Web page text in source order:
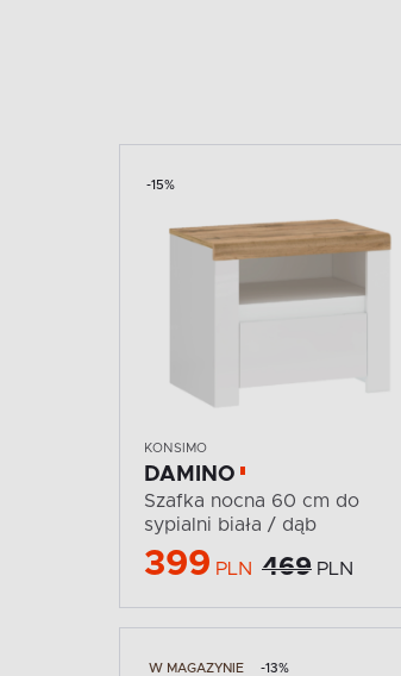
-15%
KONSIMO
DAMINO
Szafka nocna 60 cm do
sypialni biała / dąb
399 PLN 469 PLN
W MAGAZYNIE -13%